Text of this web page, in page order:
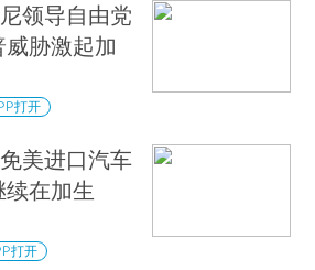
领导自由党
胁激起加
打开
美进口汽车
在加生
打开